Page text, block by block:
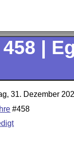
|
31. Dezember
#458